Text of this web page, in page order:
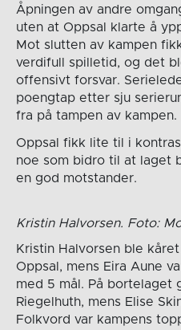
Åpningen av andre
uten at Oppsal klarte å
Mot slutten av kampen
verdifull spilletid, og det
offensivt forsvar.
poengtap etter sju
fra på tampen av kampen.
Oppsal fikk lite til i
noe som bidro til at laget
en god motstander.
Kristin Halvorsen. Foto:
Kristin Halvorsen ble
Oppsal, mens Eira Aune
med 5 mål. På bortelaget
Riegelhuth, mens Elise
Folkvord var kampens